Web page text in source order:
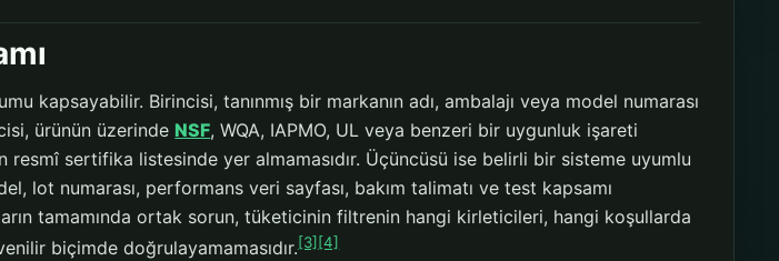
kapsayabilir. Birincisi, tanınmış bir markanın adı, ambalajı veya model numarası
ürünün üzerinde NSF, WQA, IAPMO, UL veya benzeri bir uygunluk işareti
resmî sertifika listesinde yer almamasıdır. Üçüncüsü ise belirli bir sisteme uyumlu
lot numarası, performans veri sayfası, bakım talimatı ve test kapsamı
tamamında ortak sorun, tüketicinin filtrenin hangi kirleticileri, hangi koşullarda
biçimde doğrulayamamasıdır.[3] [4]